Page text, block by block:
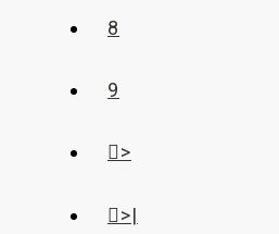
8
9
>
>|